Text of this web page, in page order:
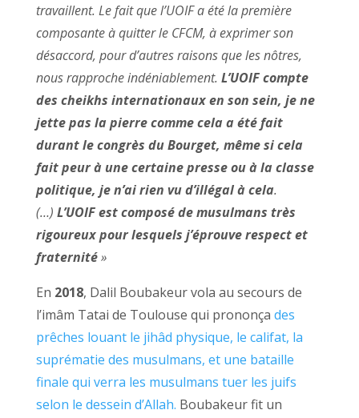
travaillent. Le fait que l’UOIF a été la première
composante à quitter le CFCM, à exprimer son
désaccord, pour d’autres raisons que les nôtres,
nous rapproche indéniablement. L’UOIF compte
des cheikhs internationaux en son sein, je ne
jette pas la pierrecomme cela a été fait
durant le congrès du Bourget, même si cela
fait peur à une certaine presse ou à la classe
politique, je n’ai rien vu d’illégal à cela.
(…) L’UOIF est composé de musulmans très
rigoureux pour lesquels j’éprouve respect et
fraternité»
En 2018, Dalil Boubakeur vola au secours de
l’imâm Tatai de Toulouse qui prononça des
prêches louant le jihâd physique, le califat, la
suprématie des musulmans, et une bataille
finale qui verra les musulmans tuer les juifs
selon le dessein d’Allah. Boubakeur fit un